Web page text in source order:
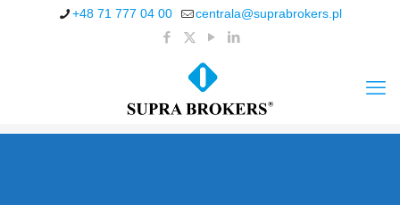
+48 71 777 04 00 centrala@suprabrokers.pl